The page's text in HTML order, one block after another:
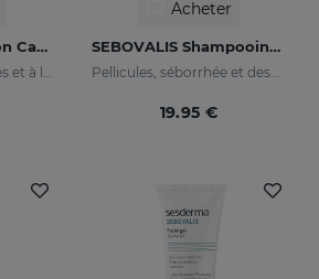
SEBOVALIS Solution Capillaire
Convient aux pellicules et à la desquamation du cuir chevelu
Acheter
SEBOVALIS Shampooing Traitant
Pellicules, séborrhée et desquamations du cuir chevelu
19.95 €